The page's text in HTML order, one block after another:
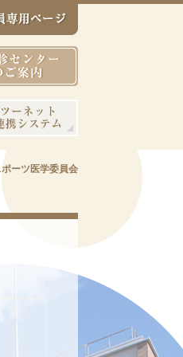
ーツ医学委員会